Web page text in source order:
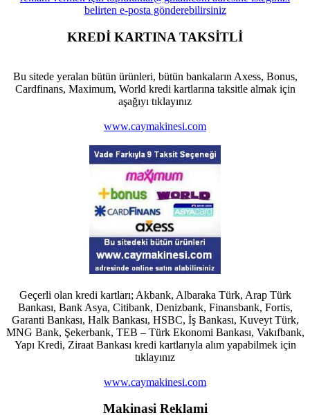
KREDİ KARTINA TAKSİTLİ
Bu sitede yeralan bütün ürünleri, bütün bankaların Axess, Bonus,
Cardfinans, Maximum, World kredi kartlarına taksitle almak için
aşağıyı tıklayınız
www.caymakinesi.com
Geçerli olan kredi kartları; Akbank, Albaraka Türk, Arap Türk
Bankası, Bank Asya, Citibank, Denizbank, Finansbank, Fortis,
Garanti Bankası, Halk Bankası, HSBC, İş Bankası, Kuveyt Türk,
MNG Bank, Şekerbank, TEB – Türk Ekonomi Bankası, Vakıfbank,
Yapı Kredi, Ziraat Bankası kredi kartlarıyla alım yapabilmek için
tıklayınız
www.caymakinesi.com
Makinasi Reklami